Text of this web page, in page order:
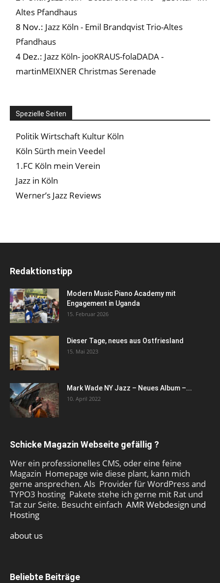
Altes Pfandhaus
8 Nov.: Jazz Köln - Emil Brandqvist Trio-Altes
Pfandhaus
4 Dez.: Jazz Köln- jooKRAUS-folaDADA -
martinMEIXNER Christmas Serenade
Spezielle Seiten
Politik Wirtschaft Kultur Köln
Köln Sürth mein Veedel
1.FC Köln mein Verein
Jazz in Köln
Werner’s Jazz Reviews
Redaktionstipp
Modern Music Piano Academy mit
Engagement in Uganda
15. Februar 2026
Dieser Tage, neues aus Ostfriesland
15. Mai 2023
Mark Wade NY Jazz – Neues Album –...
10. April 2022
Schicke Magazin Webseite gefällig ?
Wer ein professionelles CMS, oder eine feine
Magazin Homepage wie diese plant, kann mich
gerne ansprechen. Als Provider für WordPress and
TYPO3 hosting Pakete stehe ich gerne mit Rat und
Tat zur Seite. Besucht einfach AMR Webdesign und
Hosting
about us
Beliebte Beiträge